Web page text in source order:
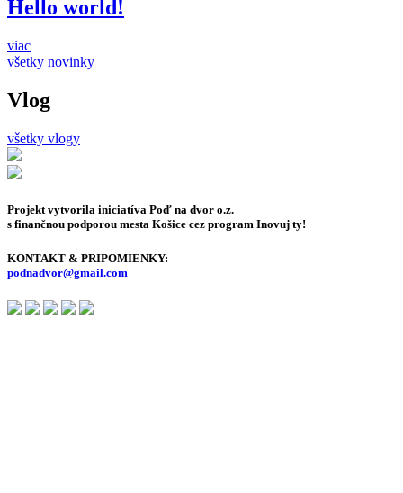
Hello world!
viac
všetky novinky
Vlog
všetky vlogy
Projekt vytvorila iniciatíva Poď na dvor o.z.
s finančnou podporou mesta Košice cez program Inovuj ty!
KONTAKT & PRIPOMIENKY:
podnadvor@gmail.com